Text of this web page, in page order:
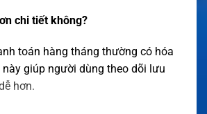
chi tiết không?
toán hàng tháng thường có hóa
giúp người dùng theo dõi lưu
hơn.